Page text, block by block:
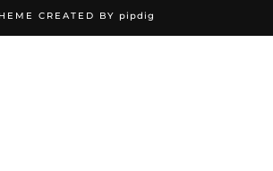
CREATED BY pipdig